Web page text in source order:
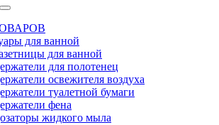
для ванной
для ванной
для полотенец
освежителя воздуха
туалетной бумаги
фена
жидкого мыла